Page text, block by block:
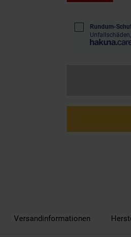
Rundum-
Versandinformationen